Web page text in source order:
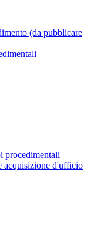
(da pubblicare
procedimentali
acquisizione d'ufficio